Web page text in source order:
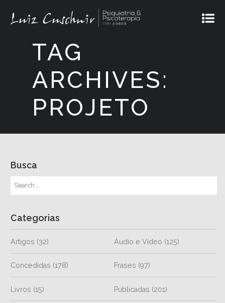
TAG
ARCHIVES:
PROJETO
Busca
Categorias
Artigos (32) Áudio e Vídeo (125)
Concedidas (178) Frases (97)
Livros (15) Publicadas (201)